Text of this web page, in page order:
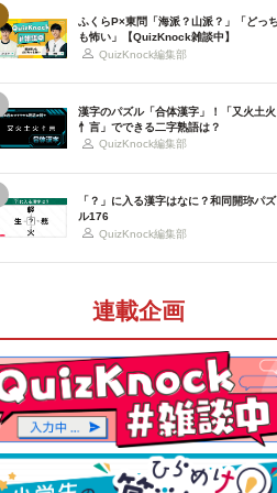
ふくらP×東問「海派？山派？」「どっち
も怖い」【QuizKnock雑談中】
QuizKnock編集部
漢字のパズル「合体漢字」！「又火土火
忄言」でできる二字熟語は？
QuizKnock編集部
「？」に入る漢字はなに？和同開珎パズ
ル176
QuizKnock編集部
連載企画